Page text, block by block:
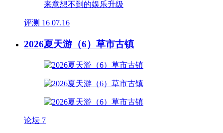
评测 16 07.16
2026夏天游（6）草市古镇
论坛 7